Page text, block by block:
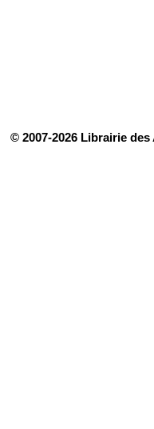
© 2007-2026 Librairie